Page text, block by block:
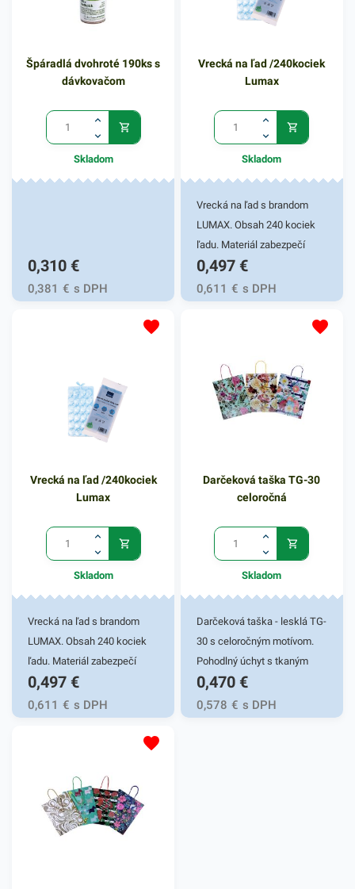
Špáradlá dvohroté 190ks s
dávkovačom
Skladom
0,310 €
0,381 € s DPH
Vrecká na ľad /240kociek
Lumax
Skladom
Vrecká na ľad s brandom
LUMAX. Obsah 240 kociek
ľadu. Materiál zabezpečí
pohodlné uskladnenie
ľadových kociek v
mrazničke.
0,497 €
0,611 € s DPH
Vrecká na ľad /240kociek
Lumax
Skladom
Vrecká na ľad s brandom
LUMAX. Obsah 240 kociek
ľadu. Materiál zabezpečí
pohodlné uskladnenie
ľadových kociek v
mrazničke.
0,497 €
0,611 € s DPH
Darčeková taška TG-30
celoročná
Skladom
Darčeková taška - lesklá TG-
30 s celoročným motívom.
Pohodlný úchyt s tkaným
uchom. Stabilitu zaručí
ploché dno s kvalitným
lepením. Gramáž papiera
0,470 €
0,578 € s DPH